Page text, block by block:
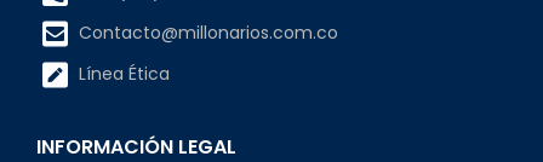
Contacto@millonarios.com.co
Línea Ética
INFORMACIÓN LEGAL